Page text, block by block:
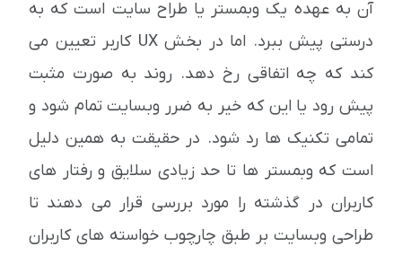
آن به عهده یک وبمستر یا طراح سایت است که به
درستی پیش ببرد. اما در بخش UX کاربر تعیین می
کند که چه اتفاقی رخ دهد. روند به صورت مثبت
پیش رود یا این که خیر به ضرر وبسایت تمام شود و
تمامی تکنیک ها رد شود. در حقیقت به همین دلیل
است که وبمستر ها تا حد زیادی سلایق و رفتار های
کاربران در گذشته را مورد بررسی قرار می دهند تا
طراحی وبسایت بر طبق چارچوب خواسته های کاربران